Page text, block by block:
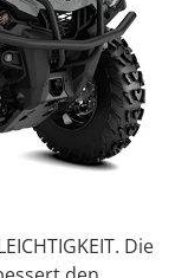
Die